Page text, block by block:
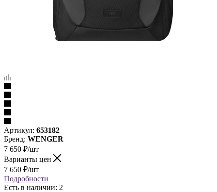
Артикул: 653182
Бренд: WENGER
7 650 ₽/шт
Варианты цен
7 650 ₽/шт
Подробности
Есть в наличии: 2